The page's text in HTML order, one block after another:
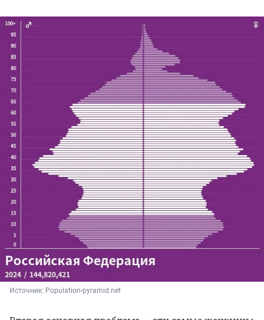
Источник: Population-pyramid.net